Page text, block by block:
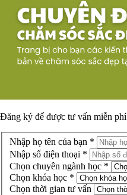
Đăng ký để được tư vấn miễn phí
Nhập họ tên của bạn *
Nhập số điện thoại *
Chọn chuyên ngành học *
Chọn khóa học *
Chọn thời gian tư vấn